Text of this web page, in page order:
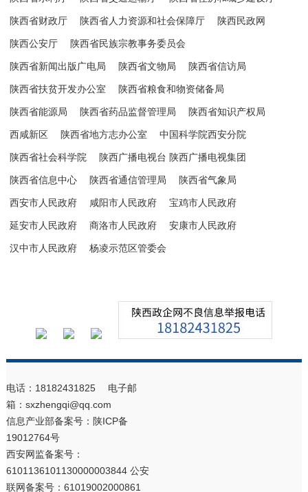
陕西省财政厅 陕西省人力资源和社会保障厅 陕西民政网
陕西公安厅 陕西省民族宗教事务委员会
陕西省新闻出版广电局 陕西省文物局 陕西省信访局
陕西省扶贫开发办公室 陕西省粮食和物资储备局
陕西省能源局 陕西省药品监督管理局 陕西省知识产权局
西咸新区 陕西省地方志办公室 中国科学院西安分院
陕西省社会科学院 陕西广播电视台 陕西广播电视集团
陕西省信息中心 陕西省通信管理局 陕西省气象局
西安市人民政府 咸阳市人民政府 宝鸡市人民政府
延安市人民政府 商洛市人民政府 安康市人民政府
汉中市人民政府 杨凌示范区管委会
电话：18182431825 电子邮
箱：sxzhengqi@qq.com
信息产业部备案号： 陕ICP备
19012764号
西安网监备案号：
6101136101130000003844 公安
联网备案号：61019002000861